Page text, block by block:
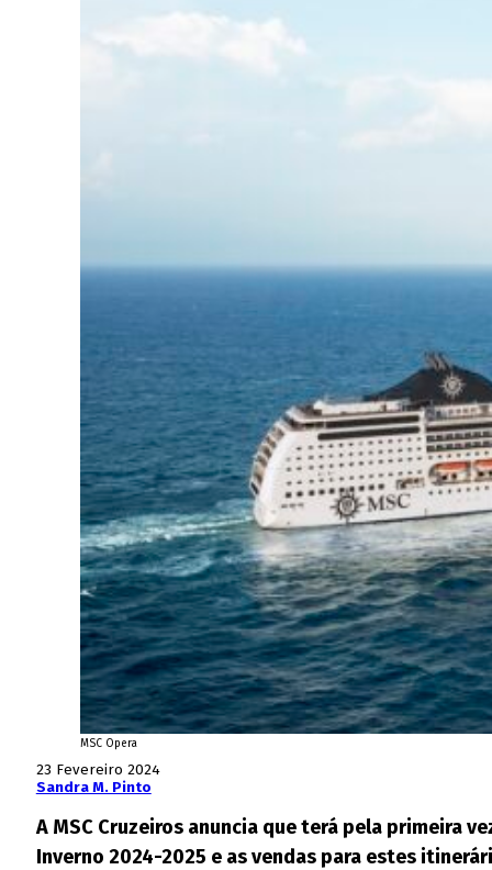
MSC Opera
23 Fevereiro 2024
Sandra M. Pinto
A MSC Cruzeiros anuncia que terá pela primeira
Inverno 2024-2025 e as vendas para estes